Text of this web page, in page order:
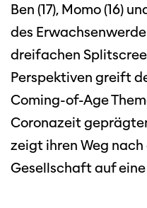
Ben (17), Momo (16)
des
dreifachen
Perspektiven greift
Coming-of-Age
Coronazeit
zeigt ihren Weg
Gesellschaft auf